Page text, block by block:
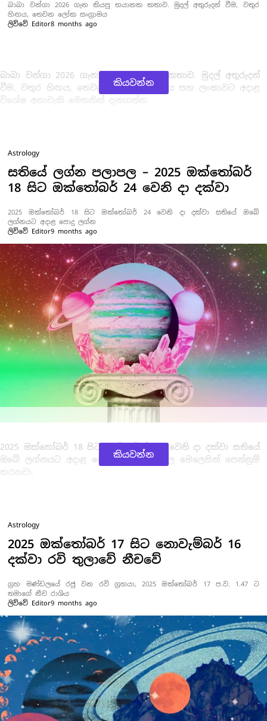
බාබා වන්ගා 2026 ගැන කියපු භයානක කතාව. මුදල් අතුරුදන් වීම, වතුර
හිඟය, තෙවන ලෝක සංග්‍රාමය
ලිව්වේ Editor8 months ago
බාබා වන්ගා 2026 ගැන කියපු භයානක කතාව. මුදල් අතුරුදන්
වීම, වතුර හිඟය, තෙවන ලෝක සංග්‍රාමය සහ ලංකාවට අදාළ
විශේෂ අනාවැකි මෙතනින් දැනගන්න.
කියවන්න
Astrology
සතියේ ලග්න පලාපල – 2025 ඔක්තෝබර්
18 සිට ඔක්තෝබර් 24 වෙනි දා දක්වා
2025 ඔක්තෝබර් 18 සිට ඔක්තෝබර් 24 වෙනි දා දක්වා සතියේ ඔබේ
ලග්නයට අදාළ පොදු ලග්න
ලිව්වේ Editor9 months ago
2025 ඔක්තෝබර් 18 සිට ඔක්තෝබර් 24 වෙනි දා දක්වා සතියේ
ඔබේ ලග්නයට අදාළ පොදු ලග්න පලාපල මෙලෙසින් පෙන්නුම්
කරනවා.
කියවන්න
Astrology
2025 ඔක්තෝබර් 17 සිට නොවැම්බර් 16
දක්වා රවි තුලාවේ නීචවේ
ග්‍රහ මණ්ඩලයේ රජු වන රවි ග්‍රහයා, 2025 ඔක්තෝබර් 17 ප.ව. 1.47 ට
තමාගේ නීච රාශිය
ලිව්වේ Editor9 months ago